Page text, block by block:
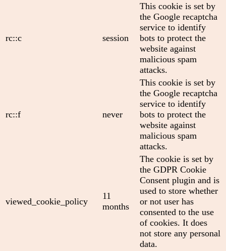
rc::c session
This cookie is set by
the Google recaptcha
service to identify
bots to protect the
website against
malicious spam
attacks.
rc::f never
This cookie is set by
the Google recaptcha
service to identify
bots to protect the
website against
malicious spam
attacks.
viewed_cookie_policy
11
months
The cookie is set by
the GDPR Cookie
Consent plugin and is
used to store whether
or not user has
consented to the use
of cookies. It does
not store any personal
data.